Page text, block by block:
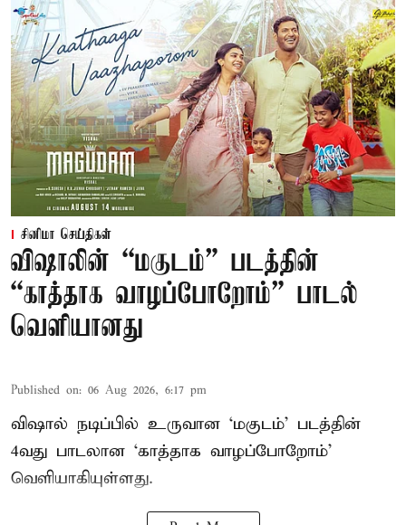
சினிமா செய்திகள்
விஷாலின் “மகுடம்” படத்தின்
“காத்தாக வாழப்போறோம்” பாடல்
வெளியானது
Published on: 06 Aug 2026, 6:17 pm
விஷால் நடிப்பில் உருவான ‘மகுடம்’ படத்தின்
4வது பாடலான ‘காத்தாக வாழப்போறோம்’
வெளியாகியுள்ளது.